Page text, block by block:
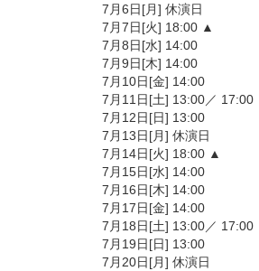
7月6日[月] 休演日
7月7日[火] 18:00 ▲
7月8日[水] 14:00
7月9日[木] 14:00
7月10日[金] 14:00
7月11日[土] 13:00／ 17:00
7月12日[日] 13:00
7月13日[月] 休演日
7月14日[火] 18:00 ▲
7月15日[水] 14:00
7月16日[木] 14:00
7月17日[金] 14:00
7月18日[土] 13:00／ 17:00
7月19日[日] 13:00
7月20日[月] 休演日